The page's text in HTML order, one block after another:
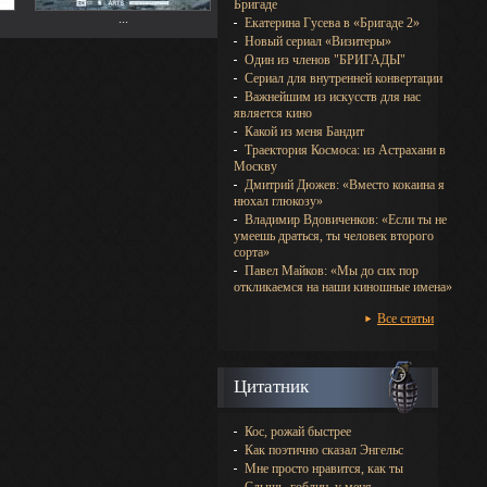
...
Бригаде
Екатерина Гусева в «Бригаде 2»
Новый сериал «Визитеры»
Один из членов "БРИГАДЫ"
Сериал для внутренней конвертации
Важнейшим из искусств для нас
является кино
Какой из меня Бандит
Траектория Космоса: из Астрахани в
Москву
Дмитрий Дюжев: «Вместо кокаина я
нюхал глюкозу»
Владимир Вдовиченков: «Если ты не
умеешь драться, ты человек второго
сорта»
Павел Майков: «Мы до сих пор
откликаемся на наши киношные имена»
Все статьи
Цитатник
Кос, рожай быстрее
Как поэтично сказал Энгельс
Мне просто нравится, как ты